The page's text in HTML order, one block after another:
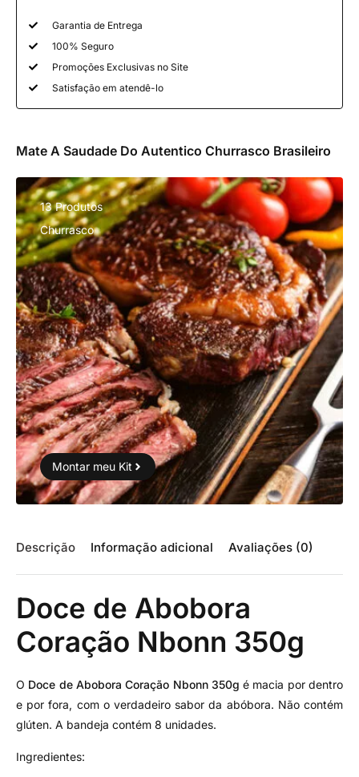
Garantia de Entrega
100% Seguro
Promoções Exclusivas no Site
Satisfação em atendê-lo
Mate A Saudade Do Autentico Churrasco Brasileiro
13 Produtos
Churrasco
Montar meu Kit
Descrição Informação adicional Avaliações (0)
Doce de Abobora
Coração Nbonn 350g
O Doce de Abobora Coração Nbonn 350g é macia por dentro
e por fora, com o verdadeiro sabor da abóbora. Não contém
glúten. A bandeja contém 8 unidades.
Ingredientes: